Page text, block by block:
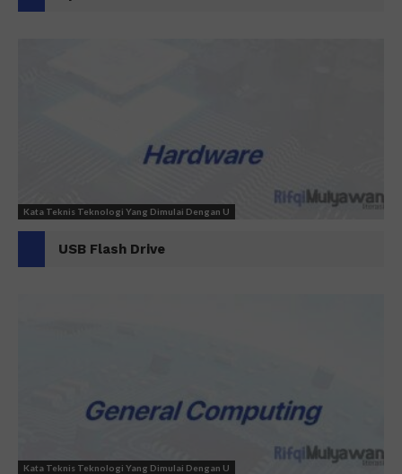
Kata Teknis Teknologi Yang Dimulai Dengan U
USB Flash Drive
Kata Teknis Teknologi Yang Dimulai Dengan U